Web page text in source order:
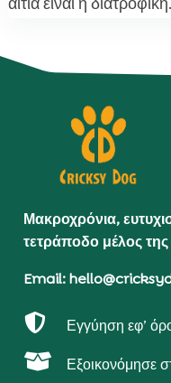
Μακροχρόνια,
τετράποδο μέλος της
Email:
 Εγγύηση εφ’
 Εξοικονόμησε